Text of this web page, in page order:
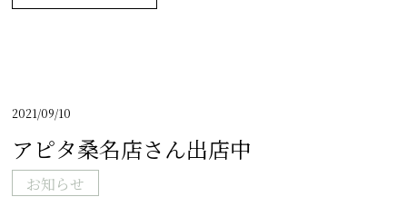
2021/09/10
アピタ桑名店さん出店中
お知らせ